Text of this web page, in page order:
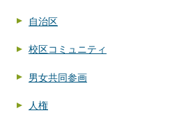
自治区
校区コミュニティ
男女共同参画
人権